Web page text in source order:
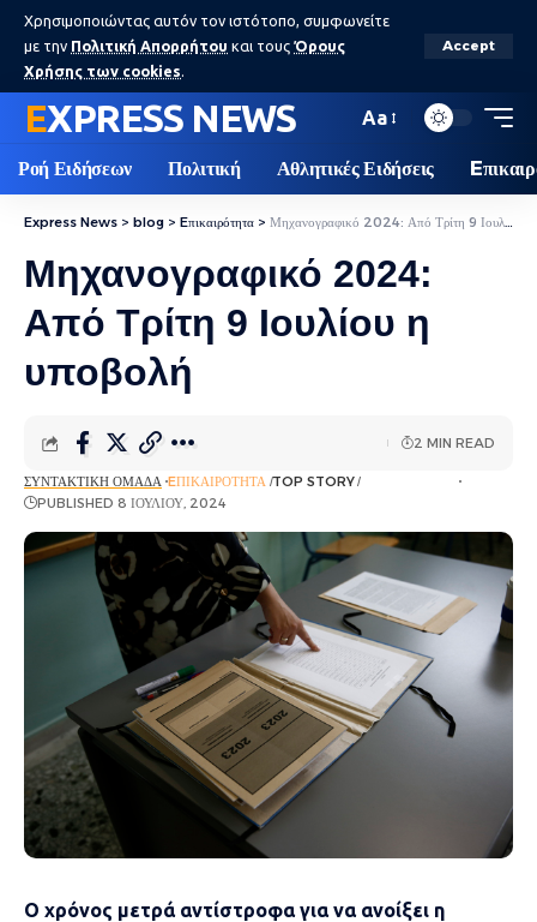
Χρησιμοποιώντας αυτόν τον ιστότοπο, συμφωνείτε
με την Πολιτική Απορρήτου και τους Όρους
Χρήσης των cookies.
Accept
EXPRESS NEWS Aa
Ροή Ειδήσεων Πολιτική Αθλητικές Ειδήσεις
Express News > blog > Eπικαιρότητα > Μηχανογραφικό 2024: Από Τρίτη 9 Ιουλίου η υποβολή
Μηχανογραφικό 2024:
Από Τρίτη 9 Ιουλίου η
υποβολή
ΣΥΝΤΑΚΤΙΚΉ ΟΜΆΔΑ EΠΙΚΑΙΡΌΤΗΤΑ TOP STORY ΡΟΉ ΕΙΔΉΣΕΩΝ
PUBLISHED 8 ΙΟΥΛΊΟΥ, 2024
2 MIN READ
Ο χρόνος μετρά αντίστροφα για να ανοίξει η